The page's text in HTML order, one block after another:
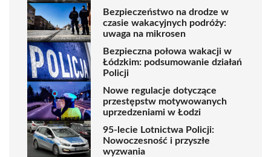
Bezpieczeństwo na drodze w
czasie wakacyjnych podróży:
uwaga na mikrosen
Bezpieczna połowa wakacji w
Łódzkim: podsumowanie działań
Policji
Nowe regulacje dotyczące
przestępstw motywowanych
uprzedzeniami w Łodzi
95-lecie Lotnictwa Policji:
Nowoczesność i przyszłe
wyzwania